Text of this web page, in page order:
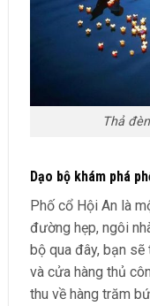
Thả
Dạo bộ khám phá
Phố cổ Hội An là
đường hẹp, ngôi
bộ qua đây, bạn
và cửa hàng thủ
thu về hàng trăm